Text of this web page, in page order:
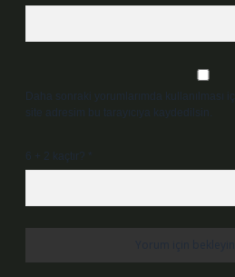
Daha sonraki yorumlarımda kullanılması
site adresim bu tarayıcıya kaydedilsin.
6 + 2 kaçtır?